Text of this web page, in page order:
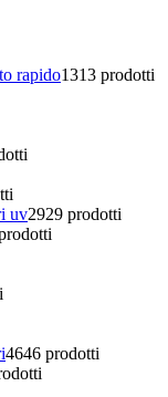
rapido1313 prodotti
uv2929 prodotti
4646 prodotti